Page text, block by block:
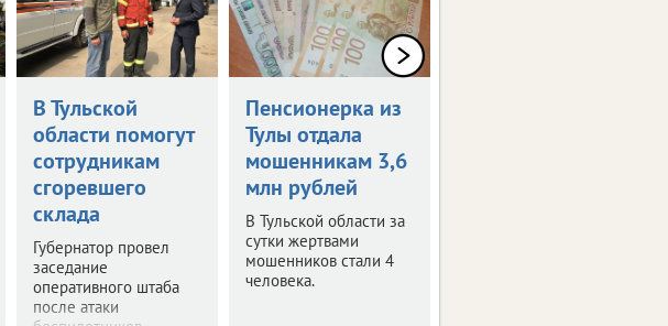
В Тульской
области помогут
сотрудникам
сгоревшего
склада
Губернатор провел
заседание
оперативного штаба
после атаки
Пенсионерка из
Тулы отдала
мошенникам 3,6
млн рублей
В Тульской области за
сутки жертвами
мошенников стали 4
человека.